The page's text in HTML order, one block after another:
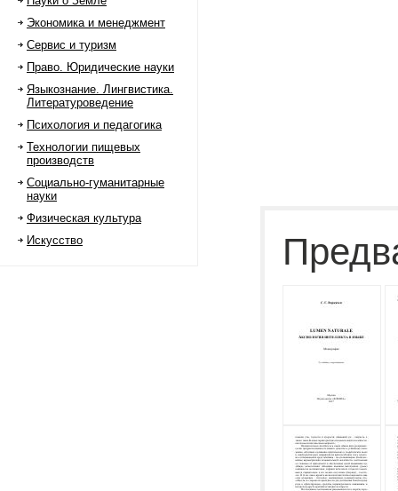
Экономика и менеджмент
Сервис и туризм
Право. Юридические науки
Языкознание. Лингвистика.
Литературоведение
Психология и педагогика
Технологии пищевых
производств
Социально-гуманитарные
науки
Физическая культура
Искусство